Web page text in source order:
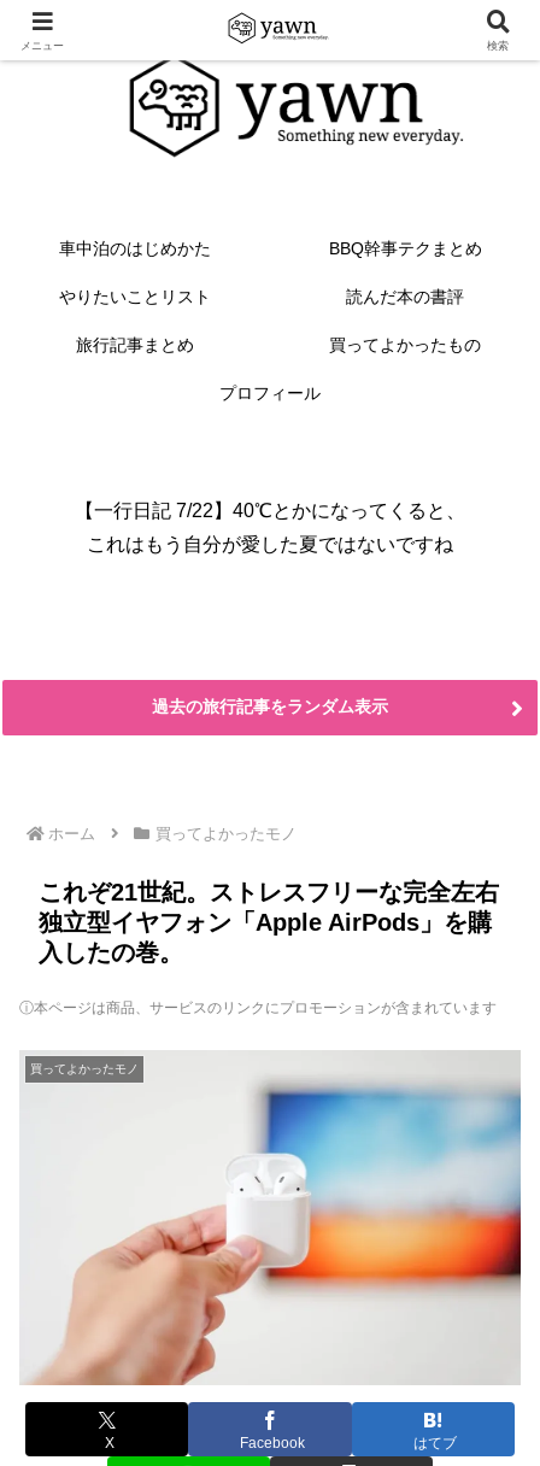
車中泊のはじめかた BBQ幹事テクまとめ
やりたいことリスト 読んだ本の書評
旅行記事まとめ 買ってよかったもの
プロフィール
【一行日記 7/22】40℃とかになってくると、
これはもう自分が愛した夏ではないですね
過去の旅行記事をランダム表示
ホーム 買ってよかったモノ
これぞ21世紀。ストレスフリーな完全左右
独立型イヤフォン「Apple AirPods」を購
入したの巻。
ⓘ本ページは商品、サービスのリンクにプロモーションが含まれています
買ってよかったモノ
X Facebook はてブ
メニュー 検索